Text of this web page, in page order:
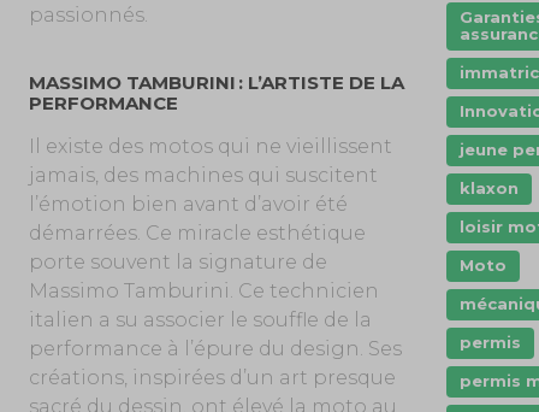
passionnés.
MASSIMO TAMBURINI : L’ARTISTE DE LA
PERFORMANCE
Il existe des motos qui ne vieillissent
jamais, des machines qui suscitent
l’émotion bien avant d’avoir été
démarrées. Ce miracle esthétique
porte souvent la signature de
Massimo Tamburini. Ce technicien
italien a su associer le souffle de la
performance à l’épure du design. Ses
créations, inspirées d’un art presque
sacré du dessin, ont élevé la moto au
jeune
klaxon
loisir
Moto
permis
permis